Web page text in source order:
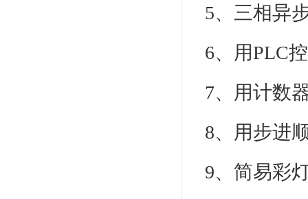
5、三相异
6、用PLC
7、用计数
8、用步进
9、简易彩